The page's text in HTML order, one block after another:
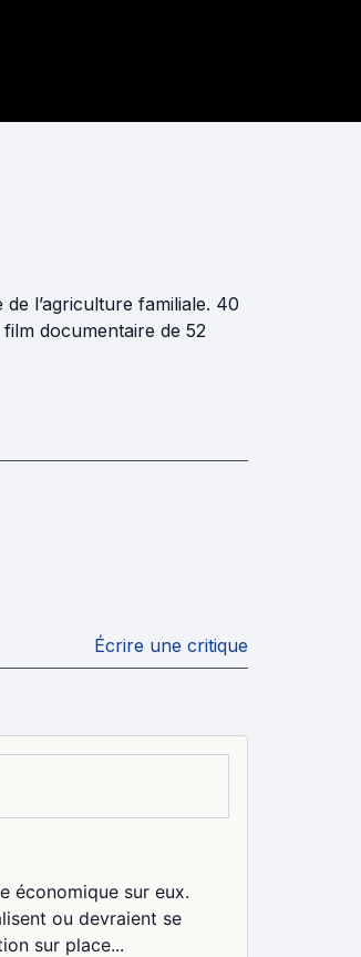
l’agriculture familiale. 40
documentaire de 52
Écrire une critique
économique sur eux.
ou devraient se
sur place...